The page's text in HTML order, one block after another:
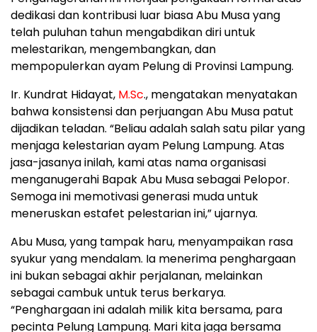
dedikasi dan kontribusi luar biasa Abu Musa yang
telah puluhan tahun mengabdikan diri untuk
melestarikan, mengembangkan, dan
mempopulerkan ayam Pelung di Provinsi Lampung.
Ir. Kundrat Hidayat, M.Sc., mengatakan menyatakan
bahwa konsistensi dan perjuangan Abu Musa patut
dijadikan teladan. “Beliau adalah salah satu pilar yang
menjaga kelestarian ayam Pelung Lampung. Atas
jasa-jasanya inilah, kami atas nama organisasi
menganugerahi Bapak Abu Musa sebagai Pelopor.
Semoga ini memotivasi generasi muda untuk
meneruskan estafet pelestarian ini,” ujarnya.
Abu Musa, yang tampak haru, menyampaikan rasa
syukur yang mendalam. Ia menerima penghargaan
ini bukan sebagai akhir perjalanan, melainkan
sebagai cambuk untuk terus berkarya.
“Penghargaan ini adalah milik kita bersama, para
pecinta Pelung Lampung. Mari kita jaga bersama